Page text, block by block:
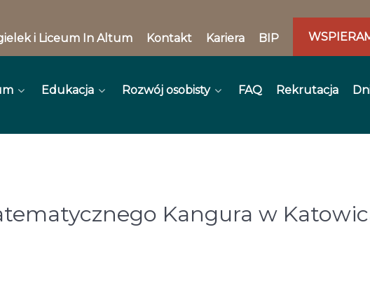
i Liceum In Altum Kontakt Kariera BIP
Edukacja Rozwój osobisty FAQ Rekrutacja
Kangura w